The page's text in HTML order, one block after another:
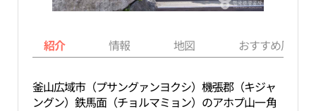
紹介 情報 地図 おすすめ周辺
釜山広域市（プサングァンヨクシ）機張郡（キジャ
ングン）鉄馬面（チョルマミョン）のアホプ山一角